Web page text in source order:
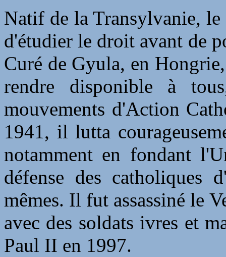
Natif de la Transylvanie,
d'étudier le droit avant de
Curé de Gyula, en
rendre disponible à
mouvements d'Action
1941, il lutta
notamment en fondant
défense des catholiques
mêmes. Il fut assassiné le
avec des soldats ivres et
Paul II en 1997.